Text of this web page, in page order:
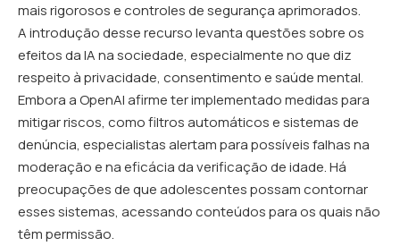
mais rigorosos e controles de segurança aprimorados.
A introdução desse recurso levanta questões sobre os
efeitos da IA na sociedade, especialmente no que diz
respeito à privacidade, consentimento e saúde mental.
Embora a OpenAI afirme ter implementado medidas para
mitigar riscos, como filtros automáticos e sistemas de
denúncia, especialistas alertam para possíveis falhas na
moderação e na eficácia da verificação de idade. Há
preocupações de que adolescentes possam contornar
esses sistemas, acessando conteúdos para os quais não
têm permissão.